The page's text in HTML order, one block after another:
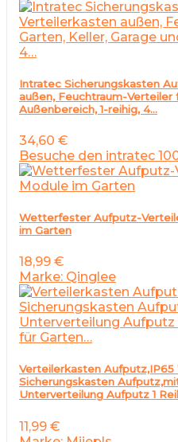
Intratec Sicherungskasten
außen, Feuchtraum-Verteiler
Außenbereich, 1-reihig, 4…
34,60 €
Besuche den intratec
Wetterfester Aufputz-
im Garten
18,99 €
Marke: Qinglee
Verteilerkasten
Sicherungskasten
Unterverteilung Aufputz 1
11,99 €